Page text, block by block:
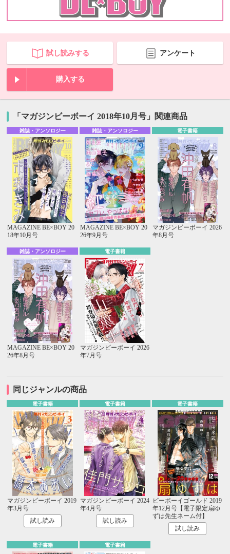
試し読みする アンケート
購入する
「マガジンビーボーイ 2018年10月号」関連商品
雑誌・アンソロジー
MAGAZINE BE×BOY 20
18年10月号
雑誌・アンソロジー
MAGAZINE BE×BOY 20
26年9月号
電子書籍
マガジンビーボーイ 2026
年8月号
雑誌・アンソロジー
MAGAZINE BE×BOY 20
26年8月号
電子書籍
マガジンビーボーイ 2026
年7月号
同じジャンルの商品
電子書籍
マガジンビーボーイ 2019
年3月号
試し読み
電子書籍
マガジンビーボーイ 2024
年4月号
試し読み
電子書籍
ビーボーイゴールド 2019
年12月号【電子限定扇ゆ
ずは先生ネーム付】
試し読み
電子書籍 電子書籍